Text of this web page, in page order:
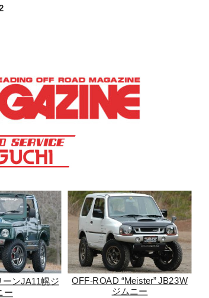
ーンJA11幌ジ
ー
OFF-ROAD “Meister” JB23W
ジムニー